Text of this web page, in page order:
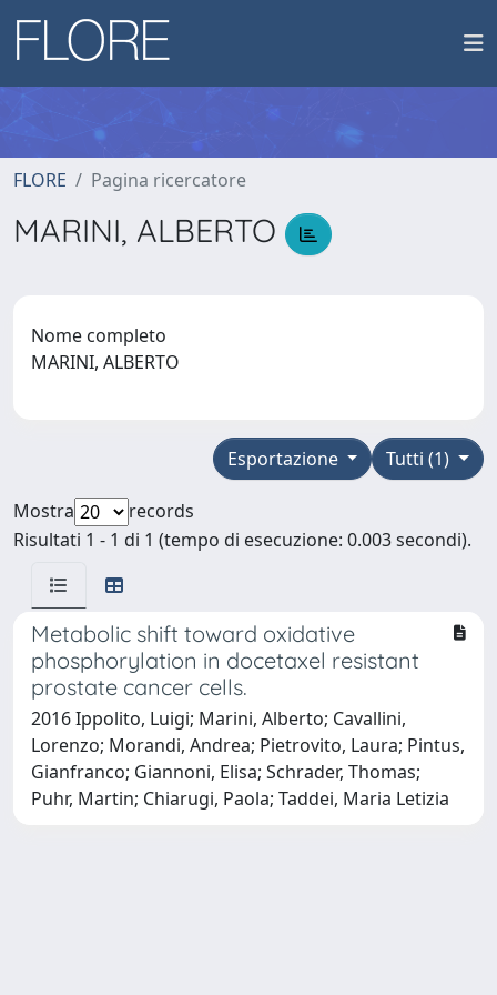
FLORE Pagina ricercatore
MARINI, ALBERTO
Nome completo
MARINI, ALBERTO
Tutti (1)
Esportazione
Mostra
records
Risultati 1 - 1 di 1 (tempo di esecuzione: 0.003 secondi).
Metabolic shift toward oxidative
phosphorylation in docetaxel resistant
prostate cancer cells.
2016 Ippolito, Luigi; Marini, Alberto; Cavallini,
Lorenzo; Morandi, Andrea; Pietrovito, Laura; Pintus,
Gianfranco; Giannoni, Elisa; Schrader, Thomas;
Puhr, Martin; Chiarugi, Paola; Taddei, Maria Letizia